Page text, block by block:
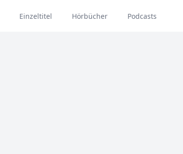
Einzeltitel Hörbücher Podcasts